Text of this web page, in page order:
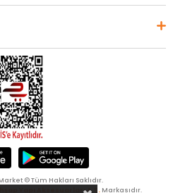
© Tüm Hakları Saklıdır.
Yapı Aksesuarları A.Ş. Markasıdır.